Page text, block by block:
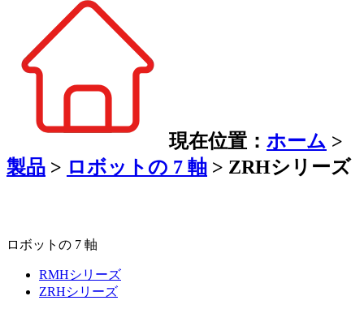
現在位置： ホーム >
製品 > ロボットの 7 軸 > ZRHシリーズ
ロボットの 7 軸
RMHシリーズ
ZRHシリーズ